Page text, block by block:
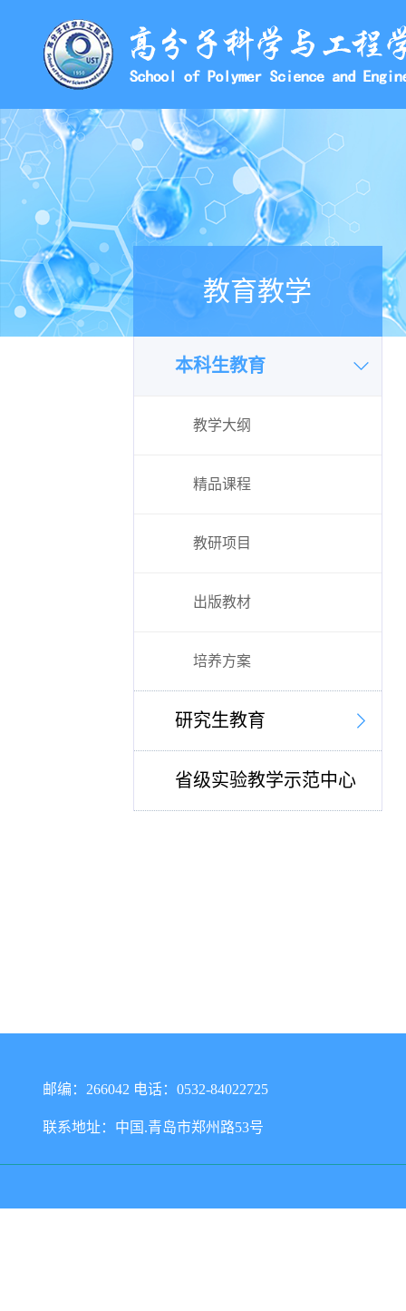
教育教学
本科生教育
教学大纲
精品课程
教研项目
出版教材
培养方案
研究生教育
省级实验教学示范中心
邮编：266042 电话：0532-84022725
联系地址：中国.青岛市郑州路53号